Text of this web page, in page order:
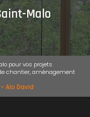
Malo
pour vos projets
chantier, aménagement
Alo David